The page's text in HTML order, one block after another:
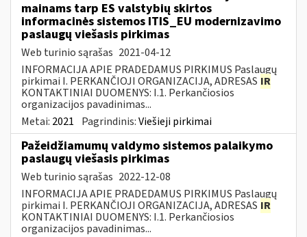
mainams tarp ES valstybių skirtos
informacinės sistemos ITIS_EU modernizavimo
paslaugų viešasis pirkimas
Web turinio sąrašas 2021-04-12
INFORMACIJA APIE PRADEDAMUS PIRKIMUS Paslaugų
pirkimai I. PERKANČIOJI ORGANIZACIJA, ADRESAS IR
KONTAKTINIAI DUOMENYS: I.1. Perkančiosios
organizacijos pavadinimas...
Metai: 2021 Pagrindinis:Viešieji pirkimai
Pažeidžiamumų valdymo sistemos palaikymo
paslaugų viešasis pirkimas
Web turinio sąrašas 2022-12-08
INFORMACIJA APIE PRADEDAMUS PIRKIMUS Paslaugų
pirkimai I. PERKANČIOJI ORGANIZACIJA, ADRESAS IR
KONTAKTINIAI DUOMENYS: I.1. Perkančiosios
organizacijos pavadinimas...